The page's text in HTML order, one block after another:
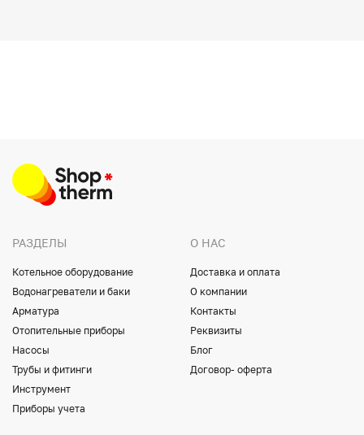
РАЗДЕЛЫ
Котельное оборудование
Водонагреватели и баки
Арматура
Отопительные приборы
Насосы
Трубы и фитинги
Инструмент
Приборы учета
О НАС
Доставка и оплата
О компании
Контакты
Реквизиты
Блог
Договор- оферта